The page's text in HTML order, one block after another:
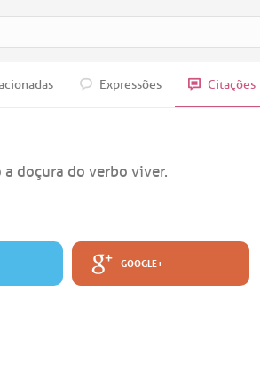
Expressões Citações
doçura do verbo viver.
GOOGLE+